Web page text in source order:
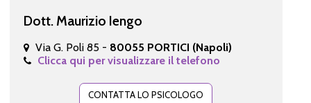
Dott. Maurizio Iengo
Via G. Poli 85 - 80055 PORTICI (Napoli)
Clicca qui per visualizzare il telefono
CONTATTA LO PSICOLOGO